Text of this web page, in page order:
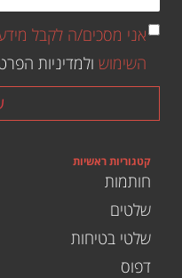
אני מסכים/ה לקבל
השימוש ולמדיניות
קטגוריות ראשיות
חותמות
שלטים
שלטי בטיחות
דפוס